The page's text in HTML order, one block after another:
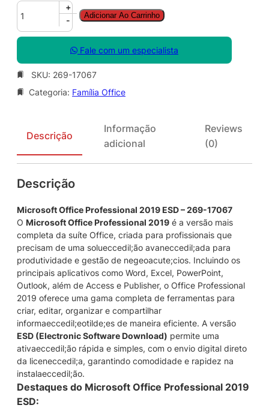
O
f
i
e
r
s
o
a
l
2
0
1
9
E
S
D
D
o
w
n
l
o
a
+
-
Adicionar Ao Carrinho
Fale com um especialista
SKU: 269-17067
Categoria: Família Office
Descrição
Informação
adicional
Reviews
(0)
Descrição
Microsoft Office Professional 2019 ESD – 269-17067
O Microsoft Office Professional 2019 é a versão mais
completa da suíte Office, criada para profissionais que
precisam de uma solueccedil;ão avaneccedil;ada para
produtividade e gestão de negeoacute;cios. Incluindo os
principais aplicativos como Word, Excel, PowerPoint,
Outlook, além de Access e Publisher, o Office Professional
2019 oferece uma gama completa de ferramentas para
criar, editar, organizar e compartilhar
informaeccedil;eotilde;es de maneira eficiente. A versão
ESD (Electronic Software Download) permite uma
ativaeccedil;ão rápida e simples, com o envio digital direto
da liceneccedil;a, garantindo comodidade e rapidez na
instalaeccedil;ão.
Destaques do Microsoft Office Professional 2019
ESD: